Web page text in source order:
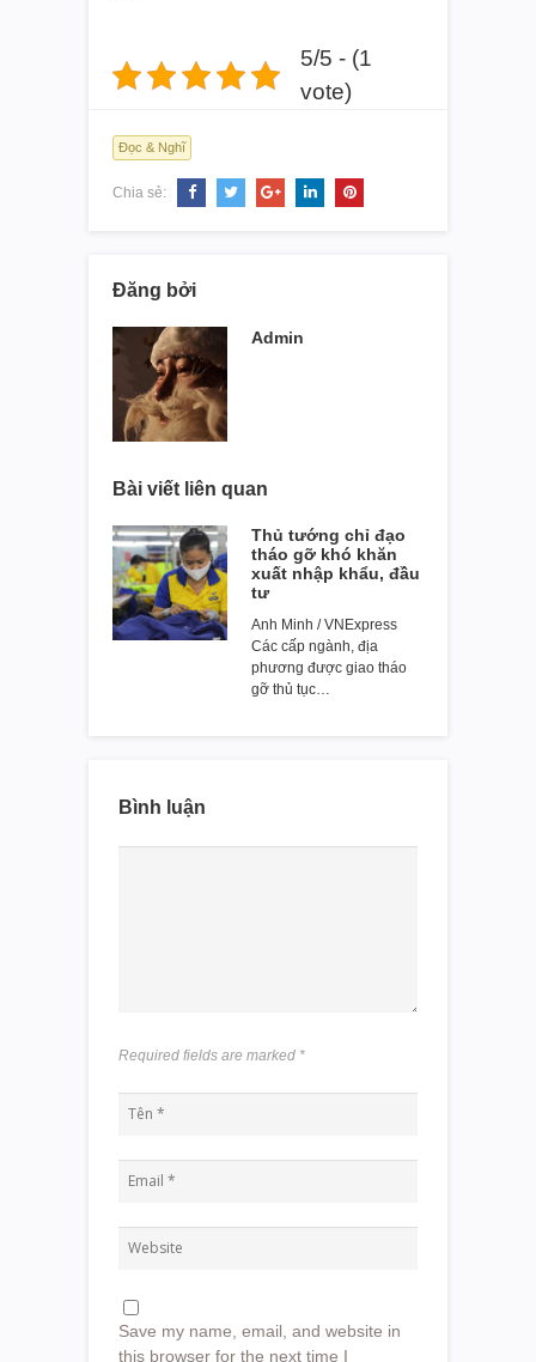
5/5 - (1
vote)
Đọc & Nghĩ
Chia sẻ:
Đăng bởi
Admin
Bài viết liên quan
Thủ tướng chỉ đạo
tháo gỡ khó khăn
xuất nhập khẩu, đầu
tư
Anh Minh / VNExpress
Các cấp ngành, địa
phương được giao tháo
gỡ thủ tục…
Bình luận
Required fields are marked *
Save my name, email, and website in
this browser for the next time I